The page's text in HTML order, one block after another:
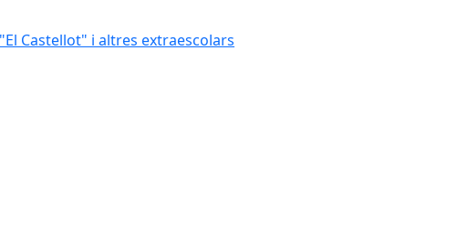
Castellot" i altres extraescolars